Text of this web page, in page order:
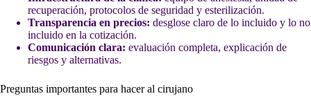
recuperación, protocolos de seguridad y esterilización.
Transparencia en precios: desglose claro de lo incluido y lo no
incluido en la cotización.
Comunicación clara: evaluación completa, explicación de
riesgos y alternativas.
Preguntas importantes para hacer al cirujano